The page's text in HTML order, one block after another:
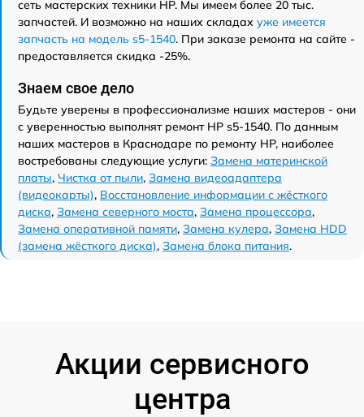
сеть мастерских техники HP. Мы имеем более 20 тыс.
запчастей. И возможно на наших складах уже имеется
запчасть на модель s5-1540. При заказе ремонта на сайте -
предоставляется скидка -25%.
Знаем свое дело
Будьте уверены в профессионализме наших мастеров - они
с уверенностью выполнят ремонт HP s5-1540. По данным
наших мастеров в Краснодаре по ремонту HP, наиболее
востребованы следующие услуги: Замена материнской
платы, Чистка от пыли, Замена видеоадаптера
(видеокарты), Восстановление информации с жёсткого
диска, Замена северного моста, Замена процессора,
Замена оперативной памяти, Замена кулера, Замена HDD
(замена жёсткого диска), Замена блока питания.
Акции сервисного
центра